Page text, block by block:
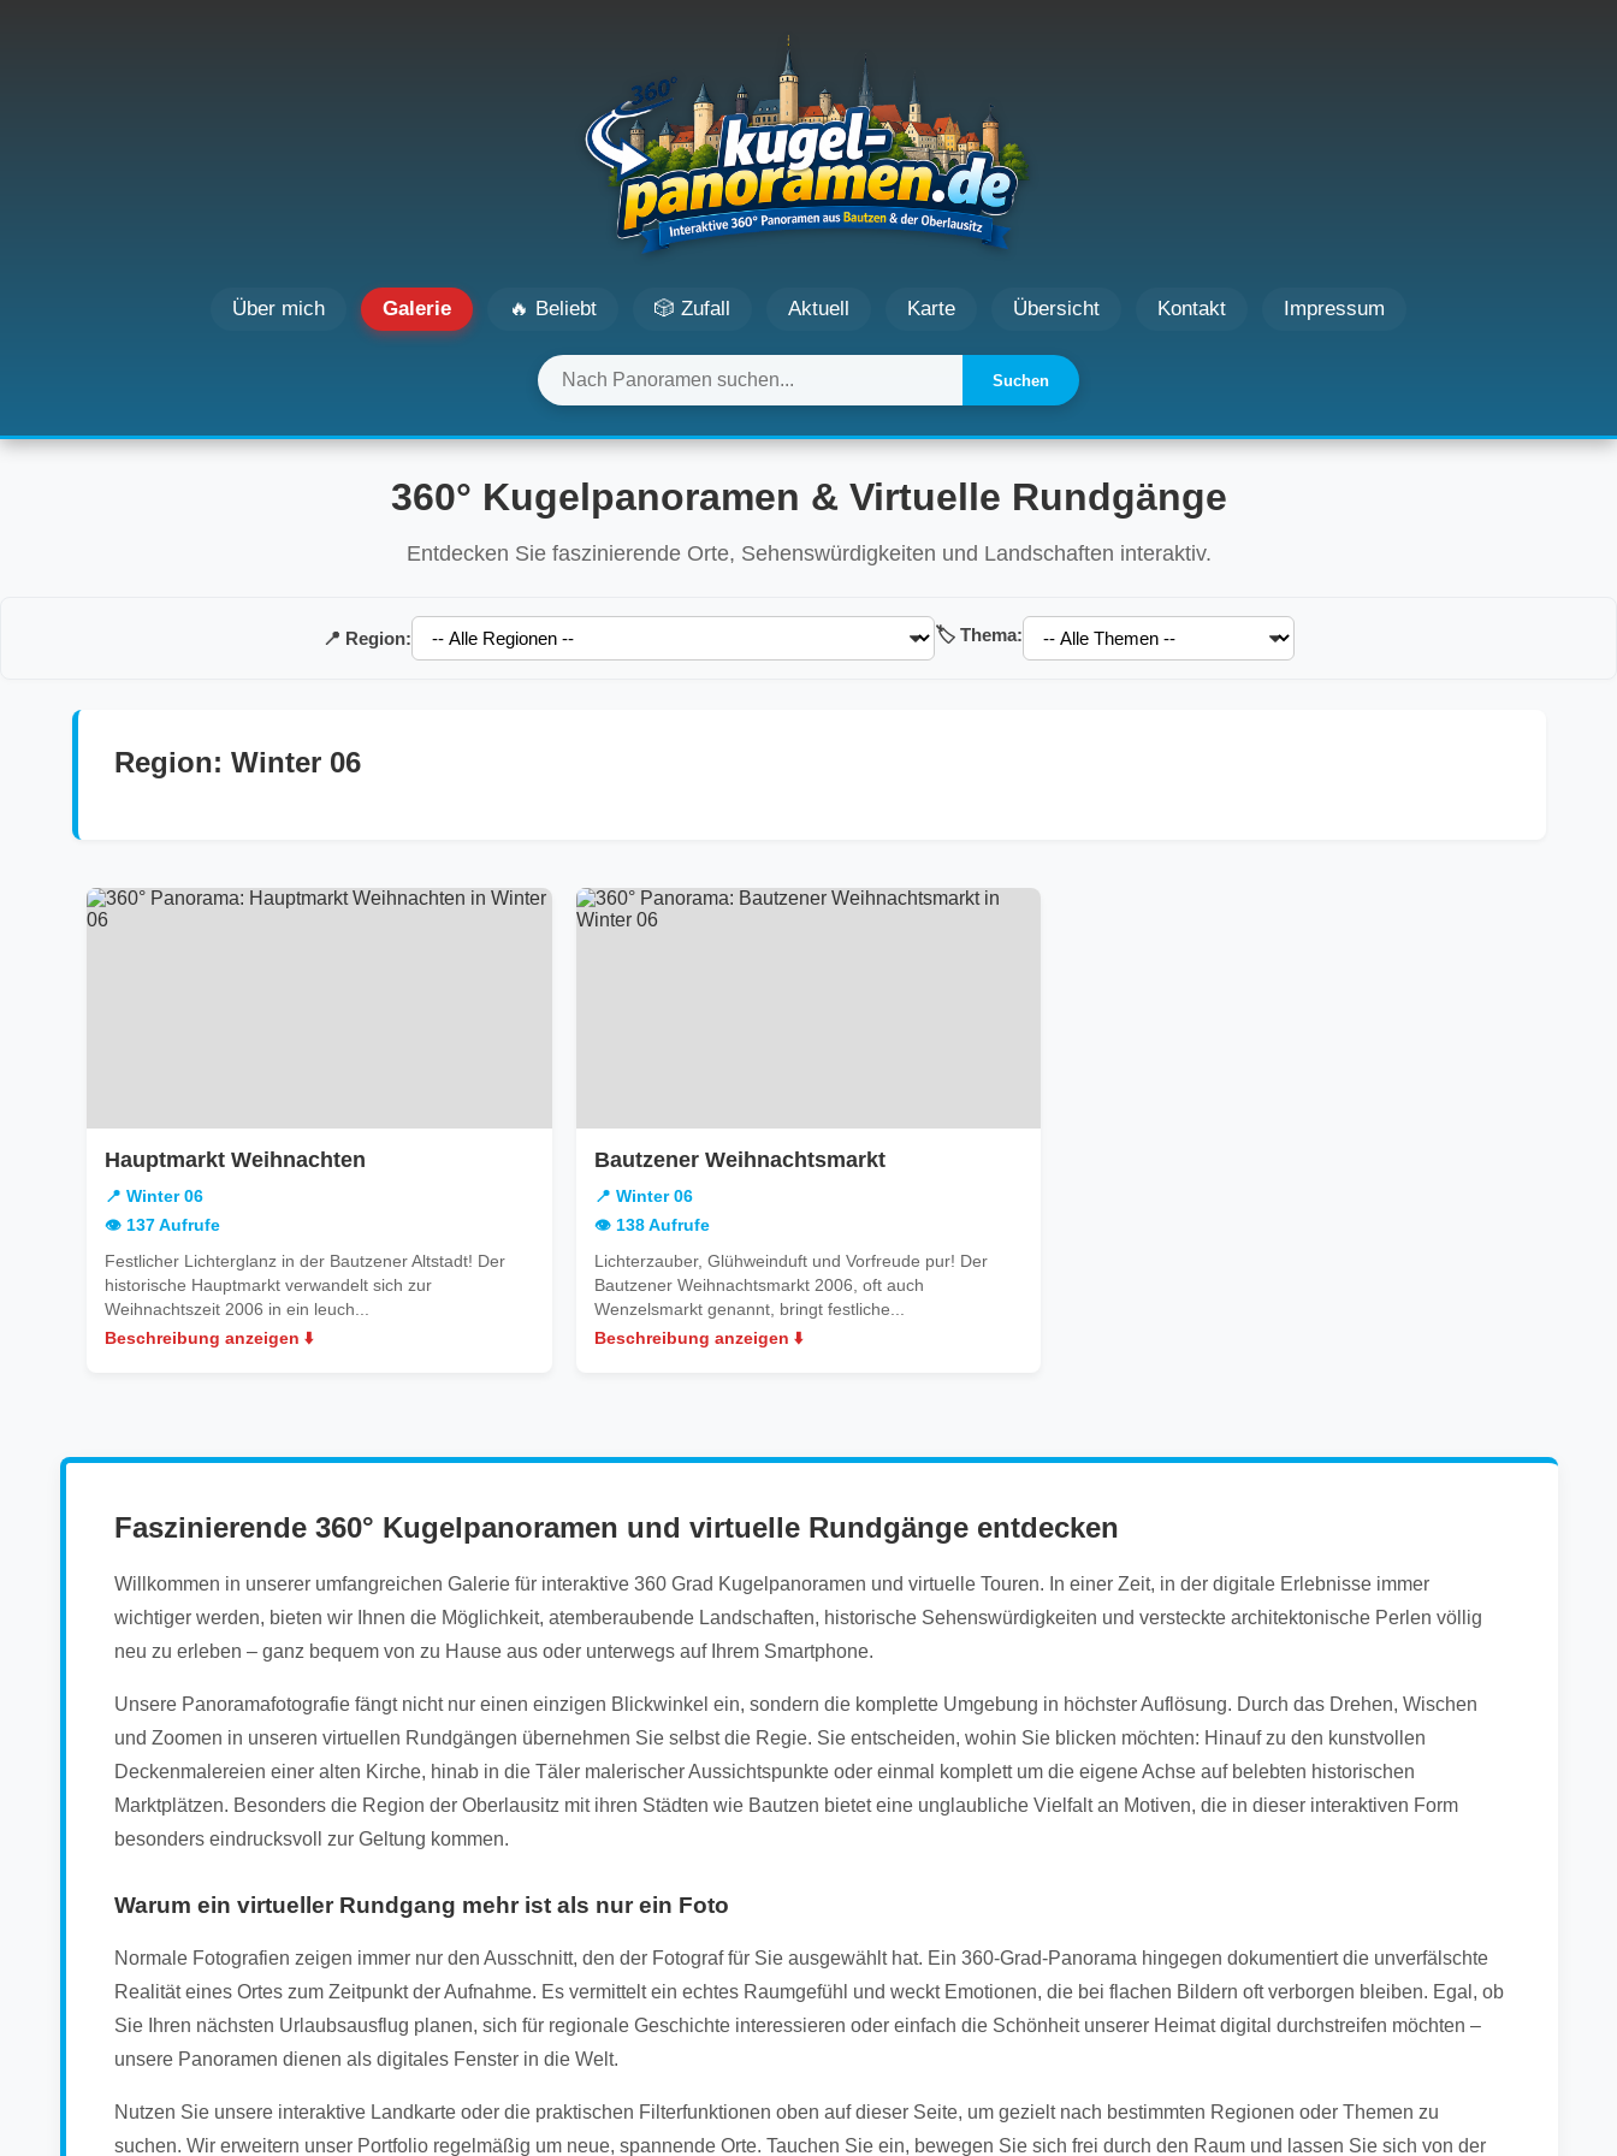
Über mich Galerie 🔥 Beliebt 🎲 Zufall Aktuell Karte Übersicht Kontakt Impressum
Suchen
360° Kugelpanoramen & Virtuelle Rundgänge
Entdecken Sie faszinierende Orte, Sehenswürdigkeiten und Landschaften interaktiv.
📍 Region: 🏷️ Thema:
Region: Winter 06
Hauptmarkt Weihnachten
📍 Winter 06
👁️ 137 Aufrufe
Festlicher Lichterglanz in der Bautzener Altstadt! Der
historische Hauptmarkt verwandelt sich zur
Weihnachtszeit 2006 in ein leuch...
Beschreibung anzeigen ⬇️
Bautzener Weihnachtsmarktin
📍 Winter 06
👁️ 138 Aufrufe
Lichterzauber, Glühweinduft und Vorfreude pur! Der
Bautzener Weihnachtsmarkt 2006, oft auch
Wenzelsmarkt genannt, bringt festliche...
Beschreibung anzeigen ⬇️
Faszinierende 360° Kugelpanoramen und virtuelle Rundgänge entdecken
Willkommen in unserer umfangreichen Galerie für interaktive 360 Grad Kugelpanoramen und virtuelle Touren. In einer Zeit, in der digitale Erlebnisse immer
wichtiger werden, bieten wir Ihnen die Möglichkeit, atemberaubende Landschaften, historische Sehenswürdigkeiten und versteckte architektonische Perlen völlig
neu zu erleben – ganz bequem von zu Hause aus oder unterwegs auf Ihrem Smartphone.
Unsere Panoramafotografie fängt nicht nur einen einzigen Blickwinkel ein, sondern die komplette Umgebung in höchster Auflösung. Durch das Drehen, Wischen
und Zoomen in unseren virtuellen Rundgängen übernehmen Sie selbst die Regie. Sie entscheiden, wohin Sie blicken möchten: Hinauf zu den kunstvollen
Deckenmalereien einer alten Kirche, hinab in die Täler malerischer Aussichtspunkte oder einmal komplett um die eigene Achse auf belebten historischen
Marktplätzen. Besonders die Region der Oberlausitz mit ihren Städten wie Bautzen bietet eine unglaubliche Vielfalt an Motiven, die in dieser interaktiven Form
besonders eindrucksvoll zur Geltung kommen.
Warum ein virtueller Rundgang mehr ist als nur ein Foto
Normale Fotografien zeigen immer nur den Ausschnitt, den der Fotograf für Sie ausgewählt hat. Ein 360-Grad-Panorama hingegen dokumentiert die unverfälschte
Realität eines Ortes zum Zeitpunkt der Aufnahme. Es vermittelt ein echtes Raumgefühl und weckt Emotionen, die bei flachen Bildern oft verborgen bleiben. Egal, ob
Sie Ihren nächsten Urlaubsausflug planen, sich für regionale Geschichte interessieren oder einfach die Schönheit unserer Heimat digital durchstreifen möchten –
unsere Panoramen dienen als digitales Fenster in die Welt.
Nutzen Sie unsere interaktive Landkarte oder die praktischen Filterfunktionen oben auf dieser Seite, um gezielt nach bestimmten Regionen oder Themen zu
suchen. Wir erweitern unser Portfolio regelmäßig um neue, spannende Orte. Tauchen Sie ein, bewegen Sie sich frei durch den Raum und lassen Sie sich von der